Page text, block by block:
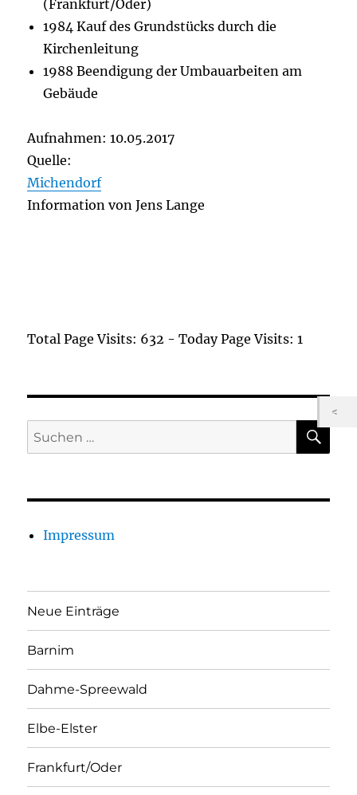
(Frankfurt/Oder)
1984 Kauf des Grundstücks durch die
Kirchenleitung
1988 Beendigung der Umbauarbeiten am
Gebäude
Aufnahmen: 10.05.2017
Quelle:
Michendorf
Information von Jens Lange
Total Page Visits: 632 - Today Page Visits: 1
Suchen
nach:
Impressum
Neue Einträge
Barnim
Dahme-Spreewald
Elbe-Elster
Frankfurt/Oder